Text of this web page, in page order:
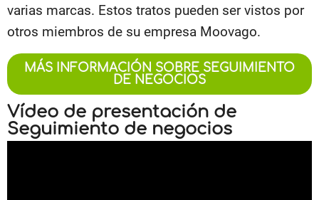
varias marcas. Estos tratos pueden ser vistos por
otros miembros de su empresa Moovago.
MÁS INFORMACIÓN SOBRE SEGUIMIENTO
DE NEGOCIOS
Vídeo de presentación de
Seguimiento de negocios